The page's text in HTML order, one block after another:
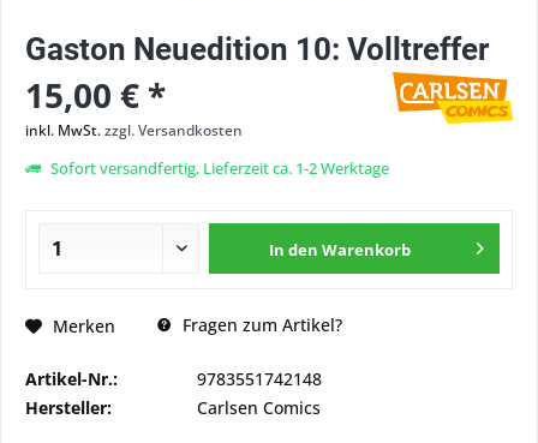
Gaston Neuedition 10: Volltreffer
15,00 € *
inkl. MwSt.zzgl. Versandkosten
Sofort versandfertig, Lieferzeit ca. 1-2 Werktage
In den Warenkorb
Merken Fragen zum Artikel?
Artikel-Nr.:
9783551742148
Hersteller:
Carlsen Comics